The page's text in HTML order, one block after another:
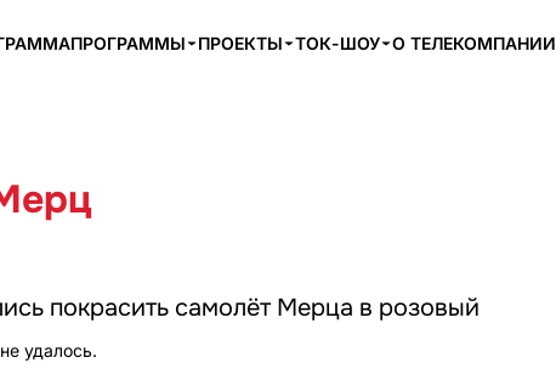
ПРОГРАММЫ ПРОЕКТЫ ТОК-ШОУ О ТЕЛЕКОМПАНИИ
покрасить самолёт Мерца в розовый
удалось.